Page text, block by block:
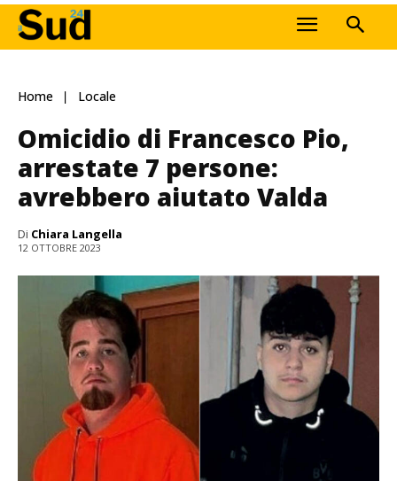
Home Locale
Omicidio di Francesco Pio,
arrestate 7 persone:
avrebbero aiutato Valda
Di Chiara Langella
12 OTTOBRE 2023